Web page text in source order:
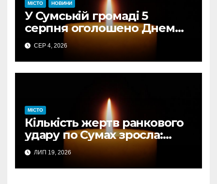
МІСТО НОВИНИ
У Сумській громаді 5
серпня оголошено Днем
жалоби за загиблими від
авіаудару
СЕР 4, 2026
МІСТО
Кількість жертв ранкового
удару по Сумах зросла:
підтверджено загибель
однієї людини
ЛИП 19, 2026